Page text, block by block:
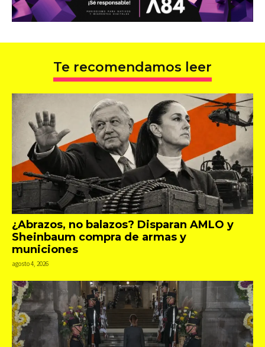
Te recomendamos leer
¿Abrazos, no balazos? Disparan AMLO y
Sheinbaum compra de armas y
municiones
agosto 4, 2026